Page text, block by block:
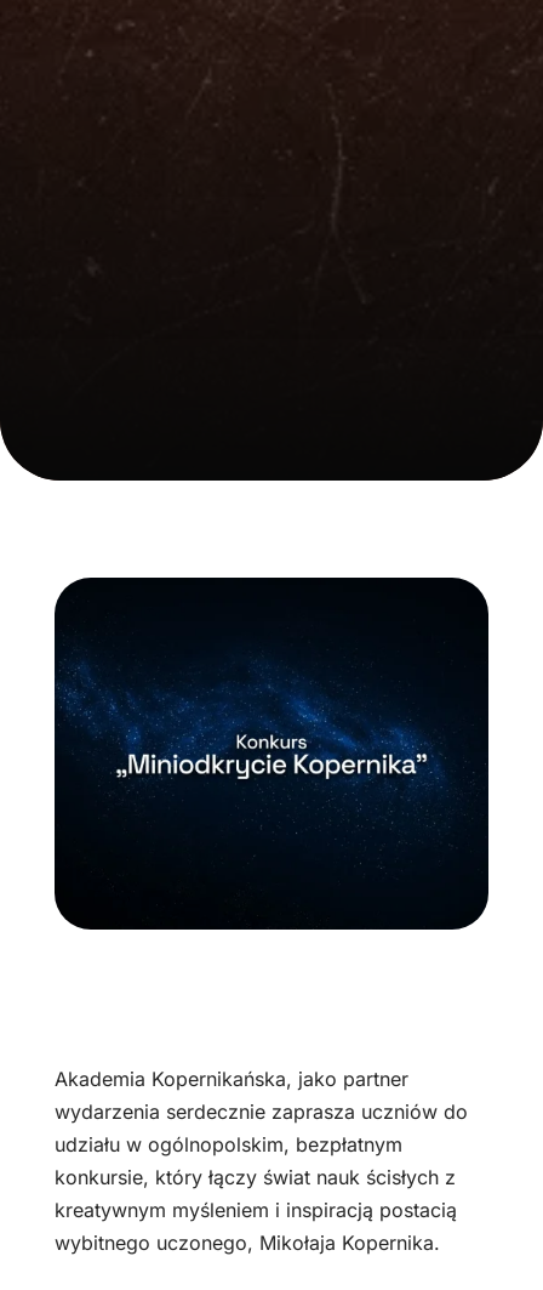
Akademia Kopernikańska, jako partner
wydarzenia serdecznie zaprasza uczniów do
udziału w ogólnopolskim, bezpłatnym
konkursie, który łączy świat nauk ścisłych z
kreatywnym myśleniem i inspiracją postacią
wybitnego uczonego, Mikołaja Kopernika.